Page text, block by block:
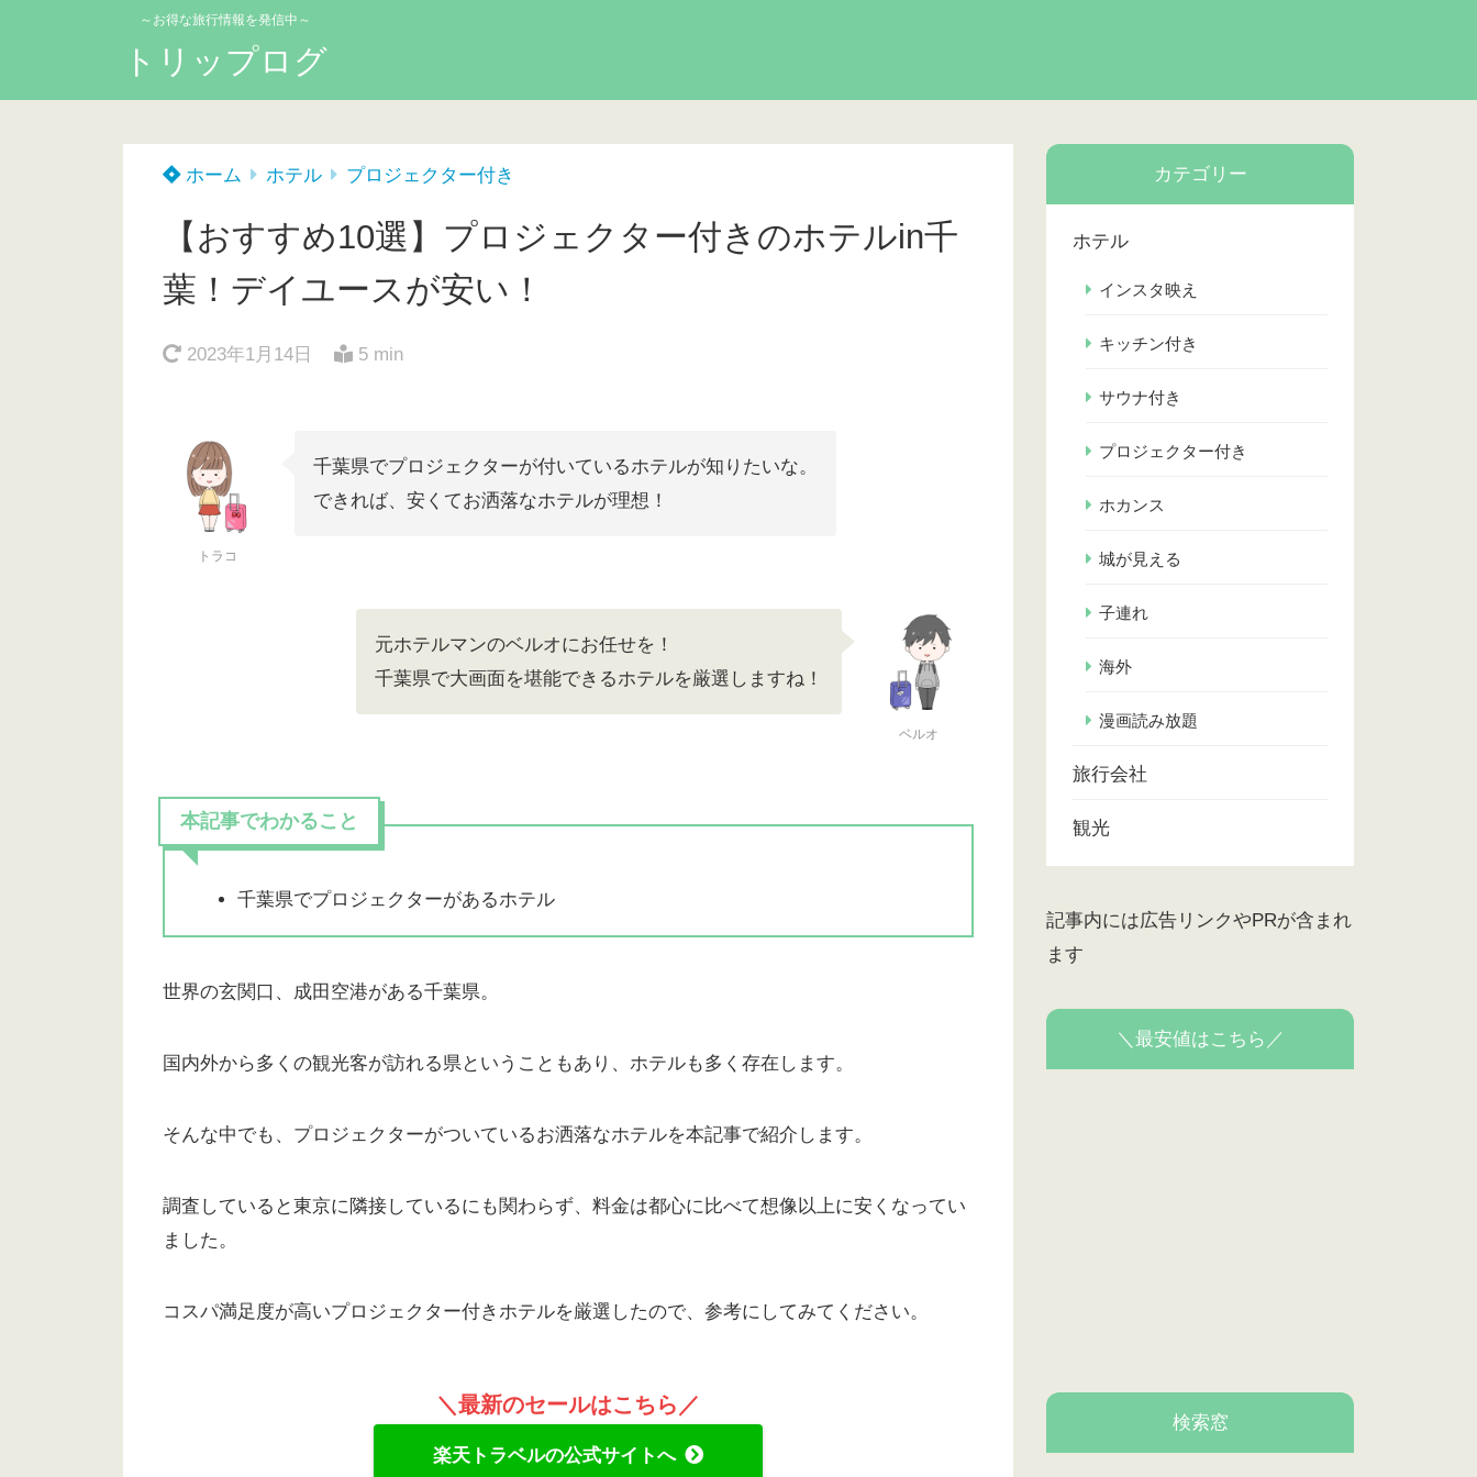
～お得な旅行情報を発信中～
トリップログ
ホーム ホテル プロジェクター付き
【おすすめ10選】プロジェクター付きのホテルin千
葉！デイユースが安い！
2023年1月14日 5 min
トラコ
千葉県でプロジェクターが付いているホテルが知りたいな。
できれば、安くてお洒落なホテルが理想！
元ホテルマンのベルオにお任せを！
千葉県で大画面を堪能できるホテルを厳選しますね！
ベルオ
本記事でわかること
千葉県でプロジェクターがあるホテル
世界の玄関口、成田空港がある千葉県。
国内外から多くの観光客が訪れる県ということもあり、ホテルも多く存在します。
そんな中でも、プロジェクターがついているお洒落なホテルを本記事で紹介します。
調査していると東京に隣接しているにも関わらず、料金は都心に比べて想像以上に安くなってい
ました。
コスパ満足度が高いプロジェクター付きホテルを厳選したので、参考にしてみてください。
＼最新のセールはこちら／
楽天トラベルの公式サイトへ
カテゴリー
ホテル
インスタ映え
キッチン付き
サウナ付き
プロジェクター付き
ホカンス
城が見える
子連れ
海外
漫画読み放題
旅行会社
観光
記事内には広告リンクやPRが含まれ
ます
＼最安値はこちら／
検索窓